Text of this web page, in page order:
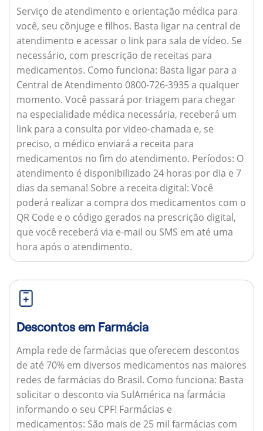
Serviço de atendimento e orientação médica para
você, seu cônjuge e filhos. Basta ligar na central de
atendimento e acessar o link para sala de vídeo. Se
necessário, com prescrição de receitas para
medicamentos. Como funciona: Basta ligar para a
Central de Atendimento 0800-726-3935 a qualquer
momento. Você passará por triagem para chegar
na especialidade médica necessária, receberá um
link para a consulta por video-chamada e, se
preciso, o médico enviará a receita para
medicamentos no fim do atendimento. Períodos: O
atendimento é disponibilizado 24 horas por dia e 7
dias da semana! Sobre a receita digital: Você
poderá realizar a compra dos medicamentos com o
QR Code e o código gerados na prescrição digital,
que você receberá via e-mail ou SMS em até uma
hora após o atendimento.
Descontos em Farmácia
Ampla rede de farmácias que oferecem descontos
de até 70% em diversos medicamentos nas maiores
redes de farmácias do Brasil. Como funciona: Basta
solicitar o desconto via SulAmérica na farmácia
informando o seu CPF! Farmácias e
medicamentos: São mais de 25 mil farmácias com